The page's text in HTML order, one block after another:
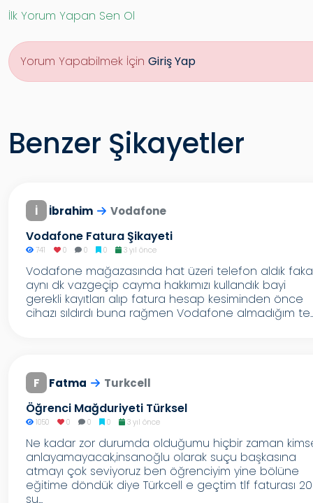
İlk Yorum Yapan Sen Ol
Yorum Yapabilmek İçin Giriş Yap
Benzer Şikayetler
İ İbrahim Vodafone
Vodafone Fatura Şikayeti
741 0 0 0 3 yıl önce
Vodafone mağazasında hat üzeri telefon aldık
aynı dk vazgeçip cayma hakkımızı kullandık bayi
gerekli kayıtları alıp fatura hesap kesiminden önce
cihazı sıldırdı buna rağmen Vodafone almadığım
F Fatma Turkcell
Öğrenci Mağduriyeti Türksel
1050 0 0 0 3 yıl önce
Ne kadar zor durumda olduğumu hiçbir zaman
anlayamayacak,insanoğlu olarak suçu başkasına
atmayı çok seviyoruz ben öğrenciyim yine bölüne
eğitime döndük diye Türkcell e geçtim tlf faturası
su...